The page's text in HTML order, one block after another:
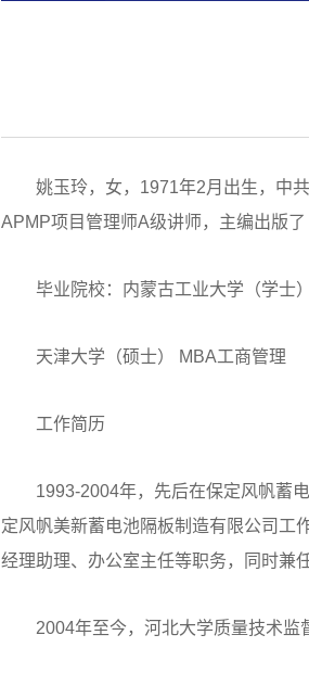
姚玉玲，女，1971年2月出生，中
APMP项目管理师A级讲师，主编出版
毕业院校：内蒙古工业大学（学士
天津大学（硕士） MBA工商管理
工作简历
1993-2004年，先后在保定风帆蓄
定风帆美新蓄电池隔板制造有限公司工
经理助理、办公室主任等职务，同时兼
2004年至今，河北大学质量技术监